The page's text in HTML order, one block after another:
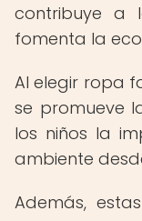
contribuye a
fomenta la
Al elegir ropa
se promueve
los niños la
ambiente
Además,